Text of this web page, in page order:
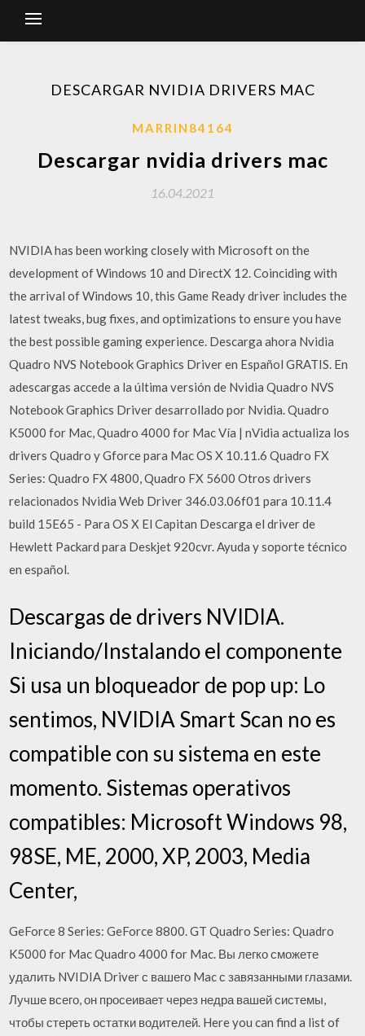
DESCARGAR NVIDIA DRIVERS MAC
MARRIN84164
Descargar nvidia drivers mac
16.04.2021
NVIDIA has been working closely with Microsoft on the
development of Windows 10 and DirectX 12. Coinciding with
the arrival of Windows 10, this Game Ready driver includes the
latest tweaks, bug fixes, and optimizations to ensure you have
the best possible gaming experience. Descarga ahora Nvidia
Quadro NVS Notebook Graphics Driver en Español GRATIS. En
adescargas accede a la última versión de Nvidia Quadro NVS
Notebook Graphics Driver desarrollado por Nvidia. Quadro
K5000 for Mac, Quadro 4000 for Mac Vía | nVidia actualiza los
drivers Quadro y Gforce para Mac OS X 10.11.6 Quadro FX
Series: Quadro FX 4800, Quadro FX 5600 Otros drivers
relacionados Nvidia Web Driver 346.03.06f01 para 10.11.4
build 15E65 - Para OS X El Capitan Descarga el driver de
Hewlett Packard para Deskjet 920cvr. Ayuda y soporte técnico
en español.
Descargas de drivers NVIDIA.
Iniciando/Instalando el componente
Si usa un bloqueador de pop up: Lo
sentimos, NVIDIA Smart Scan no es
compatible con su sistema en este
momento. Sistemas operativos
compatibles: Microsoft Windows 98,
98SE, ME, 2000, XP, 2003, Media
Center,
GeForce 8 Series: GeForce 8800. GT Quadro Series: Quadro
K5000 for Mac Quadro 4000 for Mac. Вы легко сможете
удалить NVIDIA Driver с вашего Mac с завязанными глазами.
Лучше всего, он просеивает через недра вашей системы,
чтобы стереть остатки водителей. Here you can find a list of